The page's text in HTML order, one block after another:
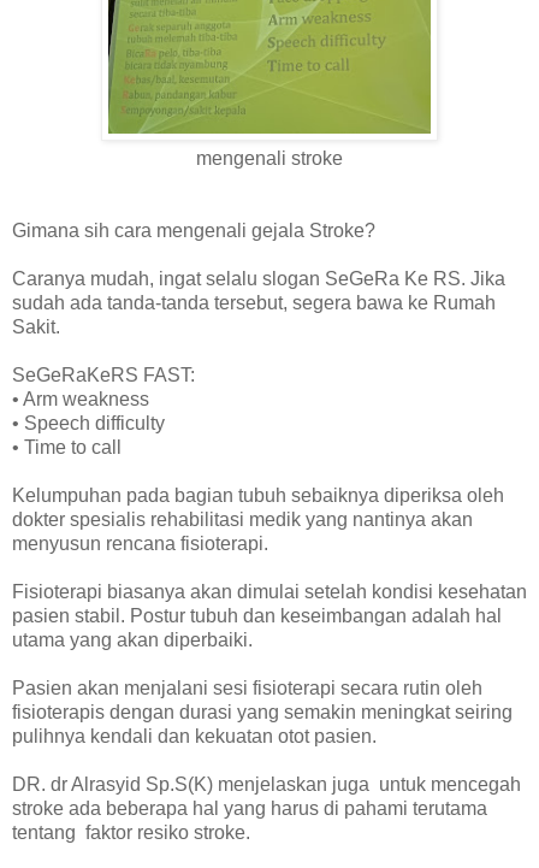
mengenali stroke
Gimana sih cara mengenali gejala Stroke?
Caranya mudah, ingat selalu slogan SeGeRa Ke RS. Jika
sudah ada tanda-tanda tersebut, segera bawa ke Rumah
Sakit.
SeGeRaKeRS FAST:
• Arm weakness
• Speech difficulty
• Time to call
Kelumpuhan pada bagian tubuh sebaiknya diperiksa oleh
dokter spesialis rehabilitasi medik yang nantinya akan
menyusun rencana fisioterapi.
Fisioterapi biasanya akan dimulai setelah kondisi kesehatan
pasien stabil. Postur tubuh dan keseimbangan adalah hal
utama yang akan diperbaiki.
Pasien akan menjalani sesi fisioterapi secara rutin oleh
fisioterapis dengan durasi yang semakin meningkat seiring
pulihnya kendali dan kekuatan otot pasien.
DR. dr Alrasyid Sp.S(K) menjelaskan juga untuk mencegah
stroke ada beberapa hal yang harus di pahami terutama
tentang faktor resiko stroke.